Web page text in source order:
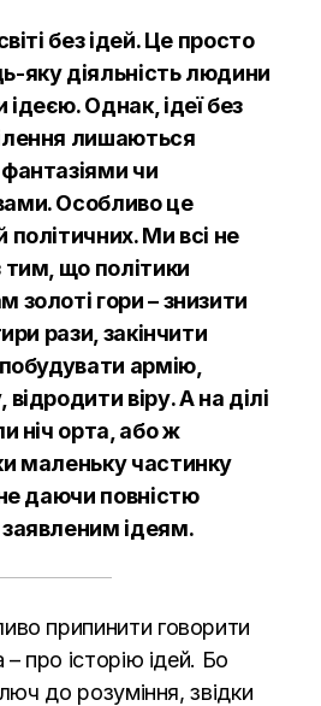
без ідей. Це просто
яку діяльність людини
Однак, ідеї без
лишаються
чи
Особливо це
політичних. Ми всі не
тим, що політики
золоті гори – знизити
рази, закінчити
армію,
віру. А на ділі
ніч орта, або ж
маленьку частинку
даючи повністю
заявленим ідеям.
припинити говорити
– про історію ідей. Бо
до розуміння, звідки